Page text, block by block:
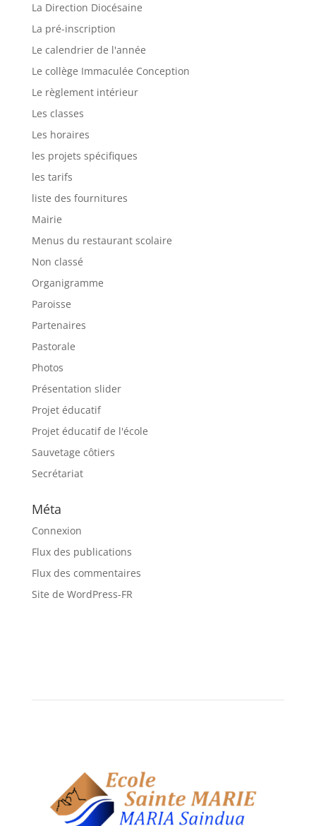
La Direction Diocésaine
La pré-inscription
Le calendrier de l'année
Le collège Immaculée Conception
Le règlement intérieur
Les classes
Les horaires
les projets spécifiques
les tarifs
liste des fournitures
Mairie
Menus du restaurant scolaire
Non classé
Organigramme
Paroisse
Partenaires
Pastorale
Photos
Présentation slider
Projet éducatif
Projet éducatif de l'école
Sauvetage côtiers
Secrétariat
Méta
Connexion
Flux des publications
Flux des commentaires
Site de WordPress-FR